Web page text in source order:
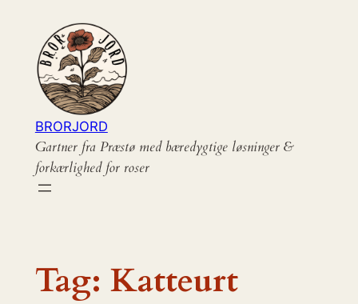
indhold
BRORJORD
Gartner fra Præstø med bæredygtige løsninger &
forkærlighed for roser
Tag: Katteurt